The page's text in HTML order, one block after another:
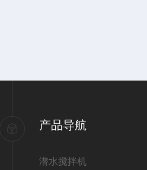
产品导航
潜水搅拌机